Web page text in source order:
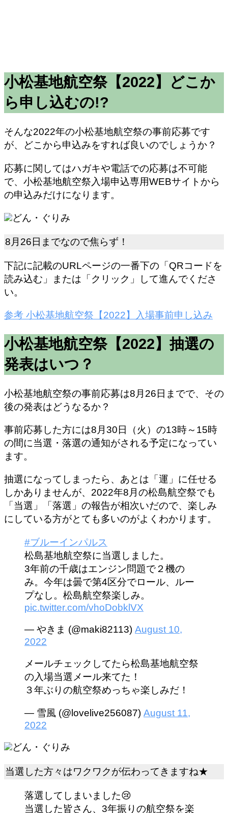
小松基地航空祭【2022】どこか
ら申し込むの!?
そんな2022年の小松基地航空祭の事前応募です
が、どこから申込みをすれば良いのでしょうか？
応募に関してはハガキや電話での応募は不可能
で、小松基地航空祭 入場申込専用WEBサイトから
の申込みだけになります。
どん・ぐりみ
8月26日までなので焦らず！
下記に記載のURLページの一番下の 「QRコードを
読み込む」または「クリック」
して進んでくださ
い。
参考 小松基地航空祭【2022】 入場事前申し込み
小松基地航空祭【2022】抽選の
発表はいつ？
小松基地航空祭の事前応募は8月26日までで、その
後の発表はどうなるか？
事前応募した方には8月30日（火）の13時～15時
の間に当選・落選の通知がされる予定になってい
ます。
抽選になってしまったら、あとは「運」に任せる
しかありませんが、2022年8月の松島航空祭でも
「当選」「落選」の報告が相次いだので、楽しみ
にしている方がとても多いのがよくわかります。
#ブルーインパルス
松島基地航空祭に当選しました。
3年前の千歳はエンジン問題で２機の
み。今年は曇で第4区分でロール、ルー
プなし。松島航空祭楽しみ。
pic.twitter.com/vhoDobklVX
— やきま (@maki82113) August 10,
2022
メールチェックしてたら松島基地航空祭
の入場当選メール来てた！
３年ぶりの航空祭めっちゃ楽しみだ！
— 雪風 (@lovelive256087) August 11,
2022
どん・ぐりみ
当選した方々はワクワクが伝わってきますね★
落選してしまいました😢
当選した皆さん、3年振りの航空祭を楽